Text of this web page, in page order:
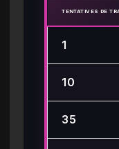
TENTATIVES DE
1
10
35